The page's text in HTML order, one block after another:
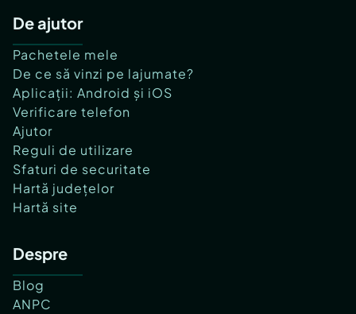
De ajutor
Pachetele mele
De ce să vinzi pe lajumate?
Aplicații: Android și iOS
Verificare telefon
Ajutor
Reguli de utilizare
Sfaturi de securitate
Hartă județelor
Hartă site
Despre
Blog
ANPC